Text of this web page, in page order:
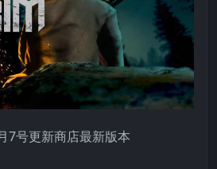
7号更新商店最新版本